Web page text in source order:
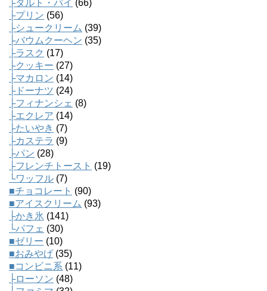
├タルト・パイ (66)
├プリン (56)
├シュークリーム (39)
├バウムクーヘン (35)
├ラスク (17)
├クッキー (27)
├マカロン (14)
├ドーナツ (24)
├フィナンシェ (8)
├エクレア (14)
├たいやき (7)
├カステラ (9)
├パン (28)
├フレンチトースト (19)
└ワッフル (7)
■チョコレート (90)
■アイスクリーム (93)
├かき氷 (141)
└パフェ (30)
■ゼリー (10)
■おみやげ (35)
■コンビニ系 (11)
├ローソン (48)